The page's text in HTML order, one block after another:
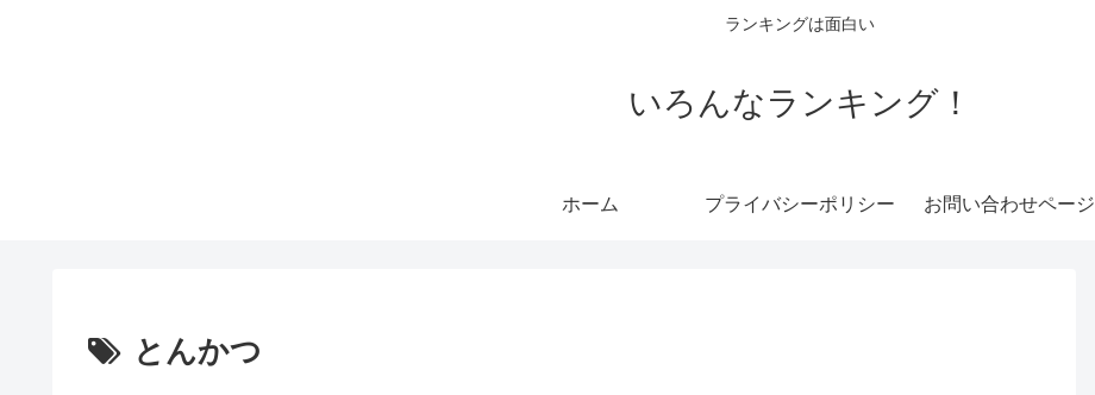
ランキングは面白い
いろんなランキング！
ホーム プライバシーポリシー お問い合わせページ
とんかつ